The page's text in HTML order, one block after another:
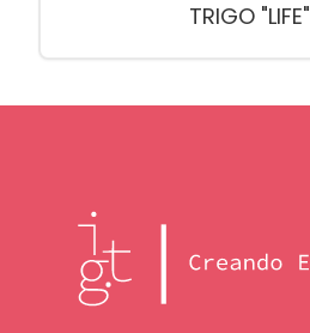
TRIGO "LIFE"